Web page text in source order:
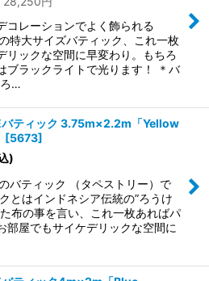
コレーションでよく飾られる
特大サイズバティック、これ一枚
リックな空間に早変わり。もちろ
ブラックライトで光ります！ ＊バ
ろ…
バティック 3.75m×2.2m「Yellow
[5673]
)
バティック （タペストリー）で
とはインドネシア伝統の”ろうけ
布の事を言い、これ一枚あればパ
部屋でもサイケデリックな空間に